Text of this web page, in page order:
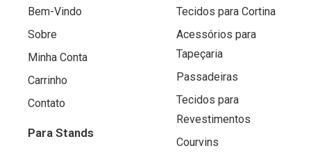
Bem-Vindo
Sobre
Minha Conta
Carrinho
Contato
Para Stands
Tecidos para Cortina
Acessórios para
Tapeçaria
Passadeiras
Tecidos para
Revestimentos
Courvins